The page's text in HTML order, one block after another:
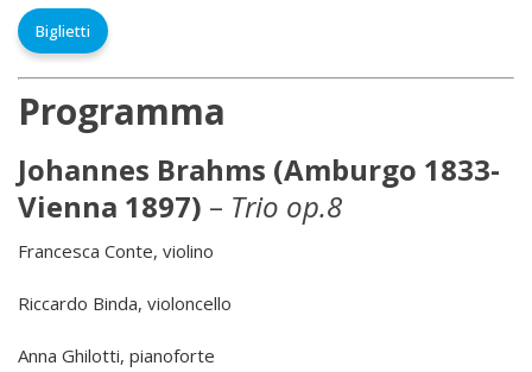
Biglietti
Programma
Johannes Brahms (Amburgo 1833-
Vienna 1897) – Trio op.8
Francesca Conte, violino
Riccardo Binda, violoncello
Anna Ghilotti, pianoforte